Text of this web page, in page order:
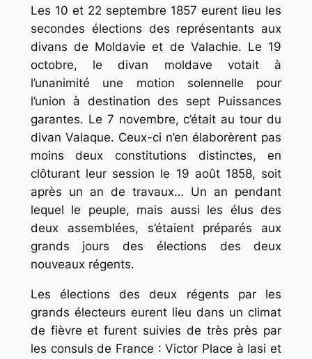
Les 10 et 22 septembre 1857 eurent lieu les
secondes élections des représentants aux
divans de Moldavie et de Valachie. Le 19
octobre, le divan moldave votait à
l’unanimité une motion solennelle pour
l’union à destination des sept Puissances
garantes. Le 7 novembre, c’était au tour du
divan Valaque. Ceux-ci n’en élaborèrent pas
moins deux constitutions distinctes, en
clôturant leur session le 19 août 1858, soit
après un an de travaux… Un an pendant
lequel le peuple, mais aussi les élus des
deux assemblées, s’étaient préparés aux
grands jours des élections des deux
nouveaux régents.
Les élections des deux régents par les
grands électeurs eurent lieu dans un climat
de fièvre et furent suivies de très près par
les consuls de France : Victor Place à Iasi et